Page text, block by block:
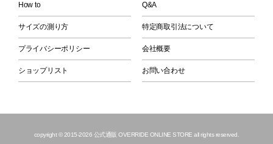
How to Q&A
サイズの測り方 特定商取引法について
プライバシーポリシー 会社概要
ショップリスト お問い合わせ
copyright © 2015-2026 公式通販 OVERRIDE ONLINE STORE all rights reserved.